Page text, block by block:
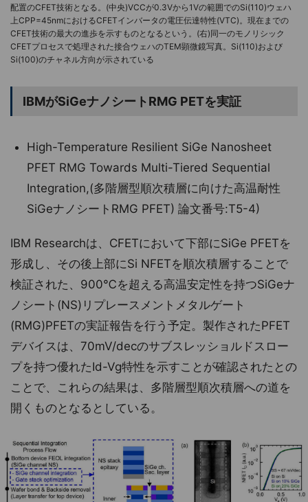
配置のCFET技術となる。(中央)VCCが0.3Vから1Vの範囲でのSi(110)ウェハ
上CPP=45nmにおけるCFETインバータの電圧伝達特性(VTC)。現在までの
CFET技術の最大の進歩を示すものとなるという。(右)同一のモノリシック
CFETプロセスで処理された接合ウェハのTEM顕微鏡写真。Si(110)および
Si(100)のチャネル方向が示されている
IBMがSiGeナノシートRMG PETを実証
High-Temperature Resilient SiGe Nanosheet
PFET RMG Towards Multi-Tiered Sequential
Integration,(多階層型順次積層に向けた高温耐性
SiGeナノシートRMG PFET) 論文番号:T5-4)
IBM Researchは、CFETにおいて下部にSiGe PFETを
形成し、その後上部にSi NFETを順次積層することで
検証された、900℃を超える高温安定性を持つSiGeナ
ノシート(NS)リプレースメントメタルゲート
(RMG)PFETの実証報告を行う予定。製作されたPFET
デバイスは、70mV/decのサブスレッショルドスロー
プを持つ優れたId-Vg特性を示すことが確認されたとの
ことで、これらの結果は、多階層型順次積層への道を
開くものとなるとしている。